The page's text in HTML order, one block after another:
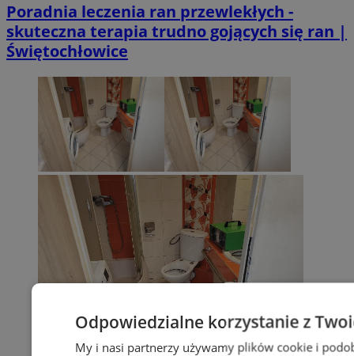
Poradnia leczenia ran przewlekłych -
skuteczna terapia trudno gojących się ran |
Świętochłowice
Odpowiedzialne korzystanie z
My i nasi partnerzy używamy plików cookie i